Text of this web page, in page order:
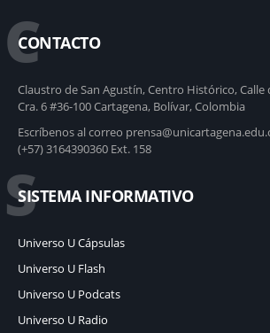
C
CONTACTO
Claustro de San Agustín, Centro Histórico, Calle
Cra. 6 #36-100 Cartagena, Bolívar, Colombia
Escríbenos al correo
(+57) 3164390360 Ext. 158
S
SISTEMA INFORMATIVO
Universo U Cápsulas
Universo U Flash
Universo U Podcats
Universo U Radio